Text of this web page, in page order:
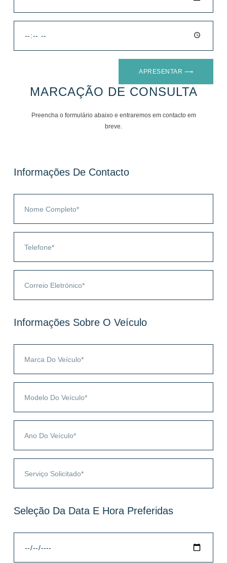
APRESENTAR ⟶
MARCAÇÃO DE CONSULTA
Preencha o formulário abaixo e entraremos em contacto em
breve.
Informações De Contacto
Informações Sobre O Veículo
Seleção Da Data E Hora Preferidas